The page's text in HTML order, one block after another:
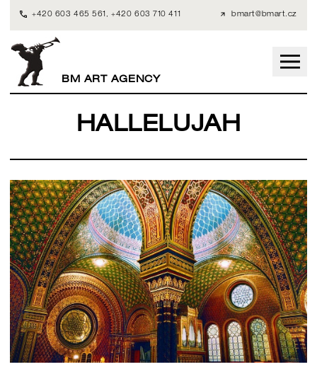
+420 603 465 561 , +420 603 710 411 bmart@bmart.cz
BM ART AGENCY
HALLELUJAH